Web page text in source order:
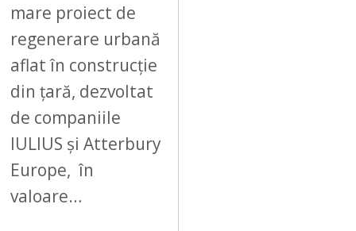
mare proiect de
regenerare urbană
aflat în construcție
din țară, dezvoltat
de companiile
IULIUS și Atterbury
Europe, în
valoare…